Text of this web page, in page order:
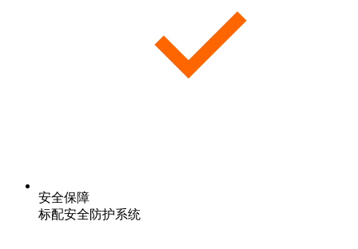
安全保障
标配安全防护系统